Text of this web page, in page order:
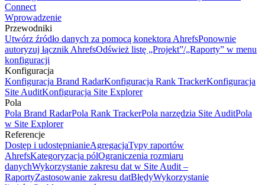
Connect
Wprowadzenie
Przewodniki
Utwórz źródło danych za pomocą konektora AhrefsPonownie
autoryzuj łącznik AhrefsOdśwież listę „Projekt”/„Raporty” w menu
konfiguracji
Konfiguracja
Konfiguracja Brand RadarKonfiguracja Rank TrackerKonfiguracja
Site AuditKonfiguracja Site Explorer
Pola
Pola Brand RadarPola Rank TrackerPola narzędzia Site AuditPola
w Site Explorer
Referencje
Dostęp i udostępnianieAgregacjaTypy raportów
AhrefsKategoryzacja pólOgraniczenia rozmiaru
danychWykorzystanie zakresu dat w Site Audit –
RaportyZastosowanie zakresu datBłędyWykorzystanie